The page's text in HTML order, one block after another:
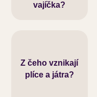
vajíčka?
Z čeho vznikají
plíce a játra?
Z endodermu